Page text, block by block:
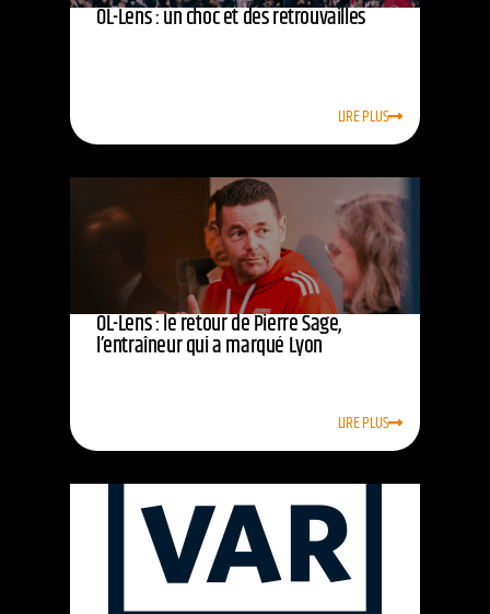
OL-Lens : un choc et des retrouvailles
LIRE PLUS
OL-Lens : le retour de Pierre Sage,
l’entraîneur qui a marqué Lyon
LIRE PLUS